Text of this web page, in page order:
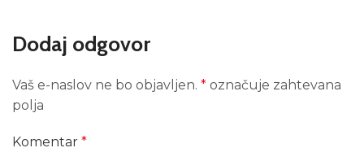
Dodaj odgovor
Vaš e-naslov ne bo objavljen. * označuje zahtevana
polja
Komentar *